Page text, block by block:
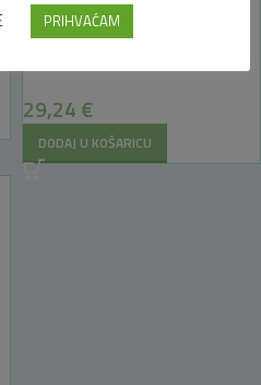
Solgar B-kompleks s
29,24 €
DODAJ U KOŠARICU
PRIHVAĆAM